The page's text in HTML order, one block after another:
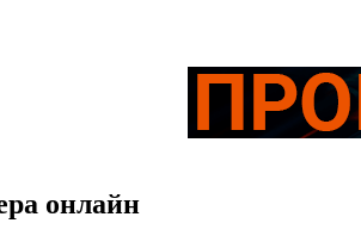
онлайн